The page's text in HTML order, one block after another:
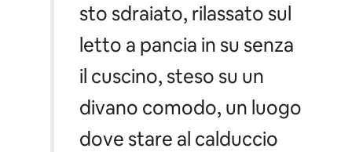
sto sdraiato, rilassato sul
letto a pancia in su senza
il cuscino, steso su un
divano comodo, un luogo
dove stare al calduccio